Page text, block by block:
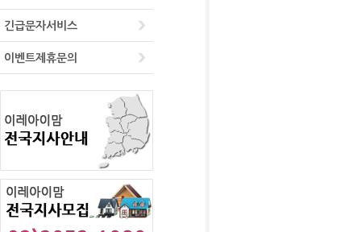
긴급문자서비스
이벤트제휴문의